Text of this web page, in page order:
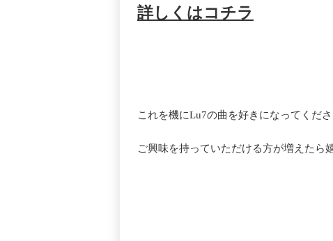
詳しくはコチラ
これを機にLu7の曲を好きになってくださ
ご興味を持っていただける方が増えたら